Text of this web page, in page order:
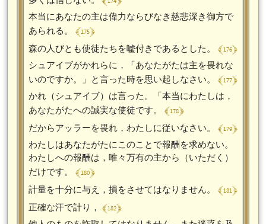
本当にあなたの主は偉力ならびなき慈悲深き御方で
あられる。 ﴾ 175 ﴿
森の人びとも使徒たちを嘘付きであるとした。 ﴾ 176 ﴿
シュアイブがかれらに，「あなたがたは主を畏れな
いのですか。」と言った時を思い起しなさい。 ﴾ 177 ﴿
かれ（シュアイブ）は言った。「本当にわたしは，
あなたがたへの誠実な使徒です。 ﴾ 178 ﴿
だからアッラーを畏れ，わたしに従いなさい。 ﴾ 179 ﴿
わたしはあなたがたにこのことで報酬を求めない。
わたしへの報酬は，唯々万有の主から（いただく）
だけです。 ﴾ 180 ﴿
計量を十分に与え，損をさせてはなりません。 ﴾ 181 ﴿
正確な汗で計り， ﴾ 182 ﴿